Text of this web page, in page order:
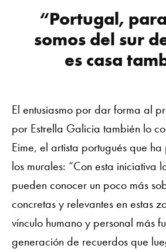
“Portugal,
somos del sur
es casa
El entusiasmo por dar forma al
por Estrella Galicia también lo
Eime, el artista portugués que
los murales: “Con esta iniciativa
pueden conocer un poco más
concretas y relevantes en estas
vínculo humano y personal más
generación de recuerdos que